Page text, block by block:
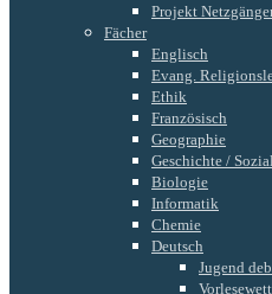
Projekt
Fächer
Englisch
Evang.
Ethik
Französisch
Geographie
Geschichte /
Biologie
Informatik
Chemie
Deutsch
Jugend